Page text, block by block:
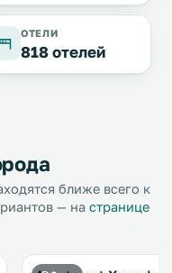
ОТЕЛИ
818 отелей
ближе всего к
— на странице